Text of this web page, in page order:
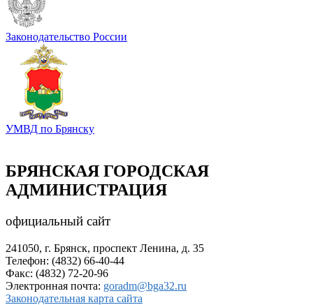
Законодательство России
УМВД по Брянску
БРЯНСКАЯ ГОРОДСКАЯ
АДМИНИСТРАЦИЯ
официальный сайт
241050, г. Брянск, проспект Ленина, д. 35
Телефон: (4832) 66-40-44
Факс: (4832) 72-20-96
Электронная почта: goradm@bga32.ru
Законодательная карта сайта